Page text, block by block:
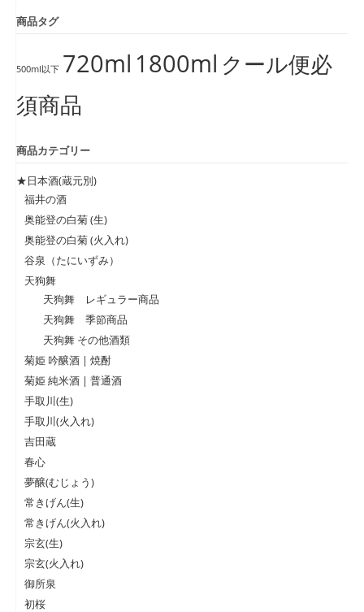
商品タグ
500ml以下 720ml 1800ml クール便必
須商品
商品カテゴリー
★日本酒(蔵元別)
福井の酒
奥能登の白菊 (生)
奥能登の白菊 (火入れ)
谷泉（たにいずみ）
天狗舞
天狗舞 レギュラー商品
天狗舞 季節商品
天狗舞 その他酒類
菊姫 吟醸酒 | 焼酎
菊姫 純米酒 | 普通酒
手取川(生)
手取川(火入れ)
吉田蔵
春心
夢醸(むじょう)
常きげん(生)
常きげん(火入れ)
宗玄(生)
宗玄(火入れ)
御所泉
初桜